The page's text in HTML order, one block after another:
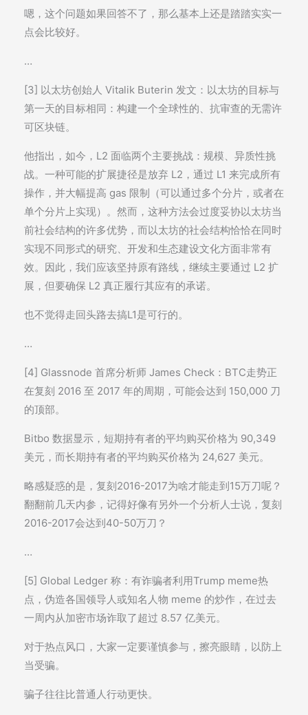
嗯，这个问题如果回答不了，那么基本上还是踏踏实实一
点会比较好。
…
[3] 以太坊创始人 Vitalik Buterin 发文：以太坊的目标与
第一天的目标相同：构建一个全球性的、抗审查的无需许
可区块链。
他指出，如今，L2 面临两个主要挑战：规模、异质性挑
战。一种可能的扩展捷径是放弃 L2，通过 L1 来完成所有
操作，并大幅提高 gas 限制（可以通过多个分片，或者在
单个分片上实现）。然而，这种方法会过度妥协以太坊当
前社会结构的许多优势，而以太坊的社会结构恰恰在同时
实现不同形式的研究、开发和生态建设文化方面非常有
效。因此，我们应该坚持原有路线，继续主要通过 L2 扩
展，但要确保 L2 真正履行其应有的承诺。
也不觉得走回头路去搞L1是可行的。
…
[4] Glassnode 首席分析师 James Check：BTC走势正
在复刻 2016 至 2017 年的周期，可能会达到 150,000 刀
的顶部。
Bitbo 数据显示，短期持有者的平均购买价格为 90,349
美元，而长期持有者的平均购买价格为 24,627 美元。
略感疑惑的是，复刻2016-2017为啥才能走到15万刀呢？
翻翻前几天内参，记得好像有另外一个分析人士说，复刻
2016-2017会达到40-50万刀？
…
[5] Global Ledger 称：有诈骗者利用Trump meme热
点，伪造各国领导人或知名人物 meme 的炒作，在过去
一周内从加密市场诈取了超过 8.57 亿美元。
对于热点风口，大家一定要谨慎参与，擦亮眼睛，以防上
当受骗。
骗子往往比普通人行动更快。